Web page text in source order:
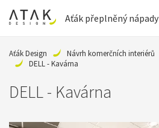
Aťák přeplněný nápady
Aťák Design Návrh komerčních interiérů
DELL - Kavárna
DELL - Kavárna